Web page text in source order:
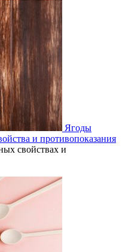
Ягоды
и противопоказания
свойствах и